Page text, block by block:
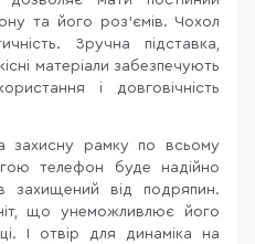
та його роз'ємів. Чохол
Зручна підставка,
матеріали забезпечують
і довговічність
захисну рамку по всьому
телефон буде надійно
захищений від подряпин.
що унеможливлює його
І отвір для динаміка на